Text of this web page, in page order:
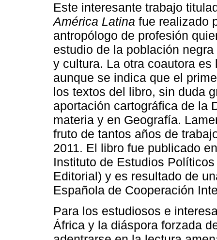
Este interesante trabajo
América Latina fue realizado
antropólogo de profesión
estudio de la población
y cultura. La otra coautora
aunque se indica que el
los textos del libro, sin duda
aportación cartográfica de la
materia y en Geografía.
fruto de tantos años de
2011. El libro fue publicado
Instituto de Estudios
Editorial) y es resultado de
Española de Cooperación
Para los estudiosos e
África y la diáspora forzada